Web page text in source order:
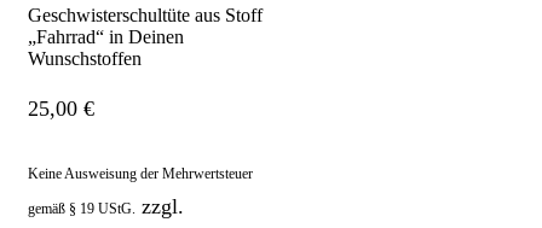
Geschwisterschultüte aus Stoff
„Fahrrad“ in Deinen
Wunschstoffen
25,00 €
Keine Ausweisung der Mehrwertsteuer
gemäß § 19 UStG. zzgl.